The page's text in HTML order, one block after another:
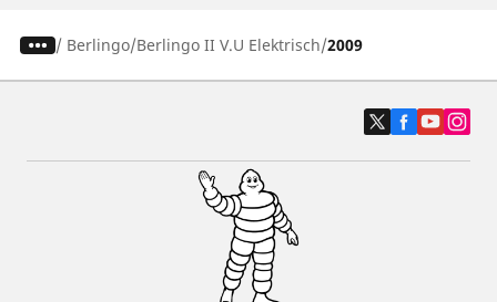
/ Berlingo Berlingo II V.U Elektrisch 2009